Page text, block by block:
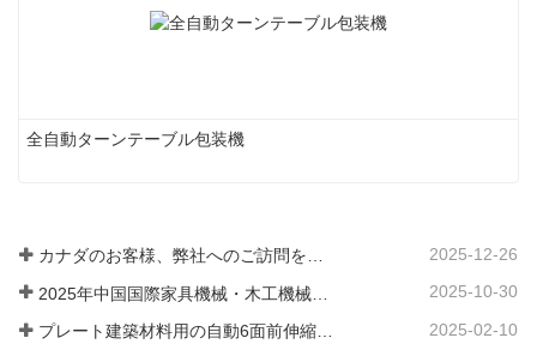
全自動ターンテーブル包装機
カナダのお客様、弊社へのご訪問をお待ちしております 2025-12-26
2025-10-30
2025-02-10